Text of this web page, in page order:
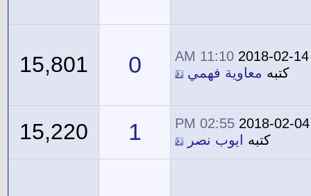
2018-02-14
11:10 AM
كتبه معاوية فهمي 0
15,801
2018-02-04
02:55 PM
كتبه
ايوب نصر 1
15,220